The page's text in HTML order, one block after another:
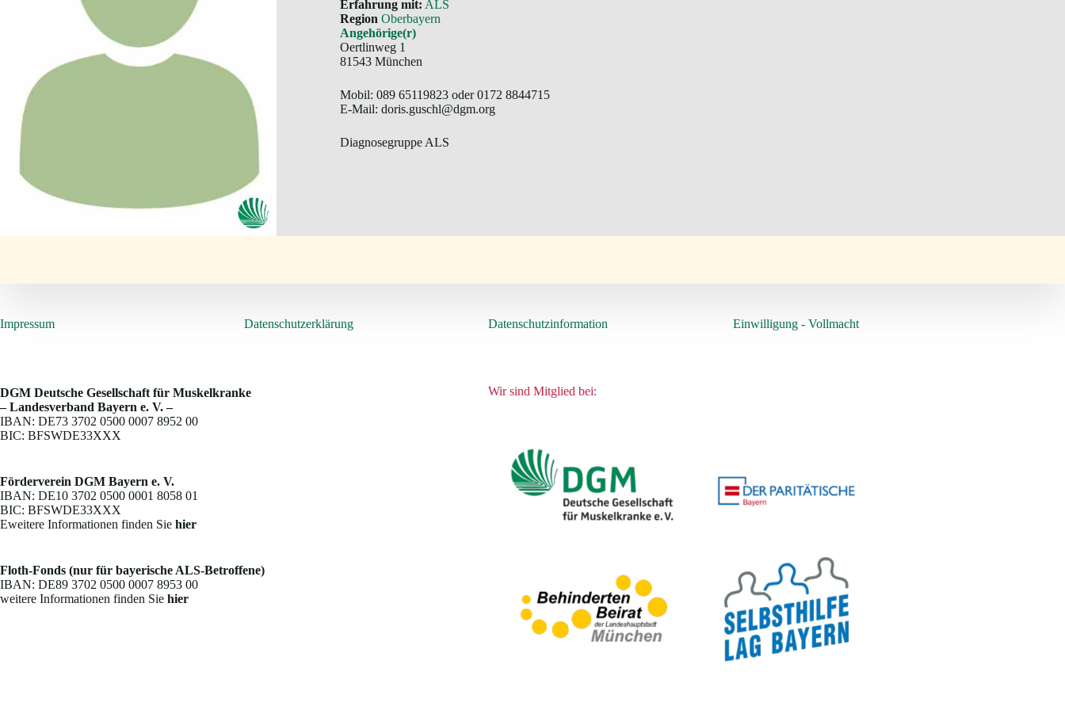
Erfahrung mit: ALS
Region Oberbayern
Angehörige(r)
Oertlinweg 1
81543 München
Mobil: 089 65119823 oder 0172 8844715
E-Mail: doris.guschl@dgm.org
Diagnosegruppe ALS
Impressum Datenschutzerklärung Datenschutzinformation Einwilligung - Vollmacht
DGM Deutsche Gesellschaft für Muskelkranke
– Landesverband Bayern e. V. –
IBAN: DE73 3702 0500 0007 8952 00
BIC: BFSWDE33XXX
Förderverein DGM Bayern e. V.
IBAN: DE10 3702 0500 0001 8058 01
BIC: BFSWDE33XXX
Eweitere Informationen finden Sie hier
Floth-Fonds (nur für bayerische ALS-Betroffene)
IBAN: DE89 3702 0500 0007 8953 00
weitere Informationen finden Sie hier
Wir sind Mitglied bei: